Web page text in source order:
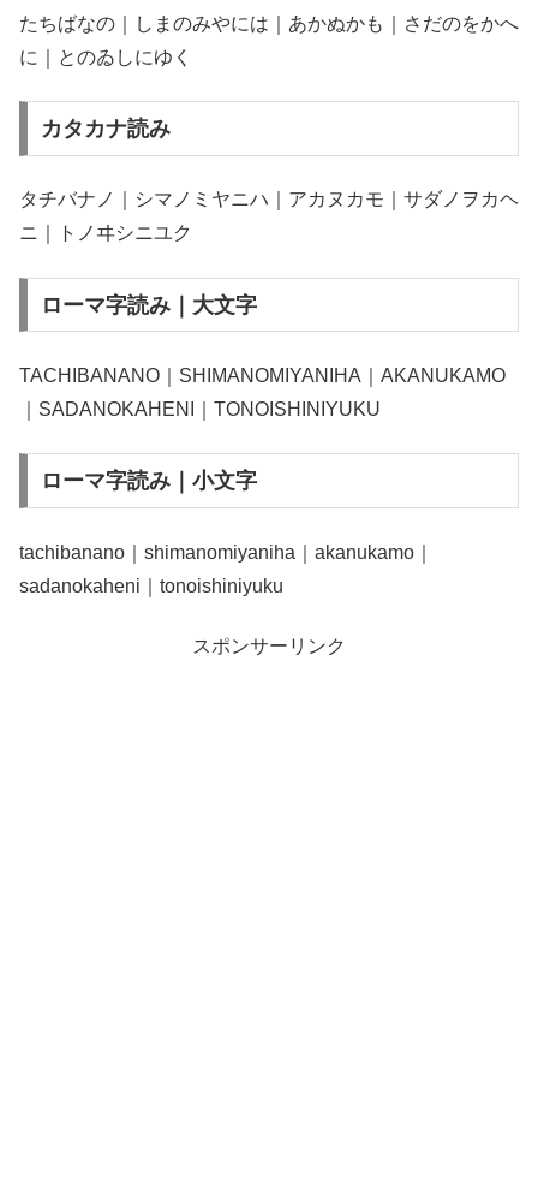
たちばなの｜しまのみやには｜あかぬかも｜さだのをかへ
に｜とのゐしにゆく
カタカナ読み
タチバナノ｜シマノミヤニハ｜アカヌカモ｜サダノヲカヘ
ニ｜トノヰシニユク
ローマ字読み｜大文字
TACHIBANANO｜SHIMANOMIYANIHA｜AKANUKAMO
｜SADANOKAHENI｜TONOISHINIYUKU
ローマ字読み｜小文字
tachibanano｜shimanomiyaniha｜akanukamo｜
sadanokaheni｜tonoishiniyuku
スポンサーリンク